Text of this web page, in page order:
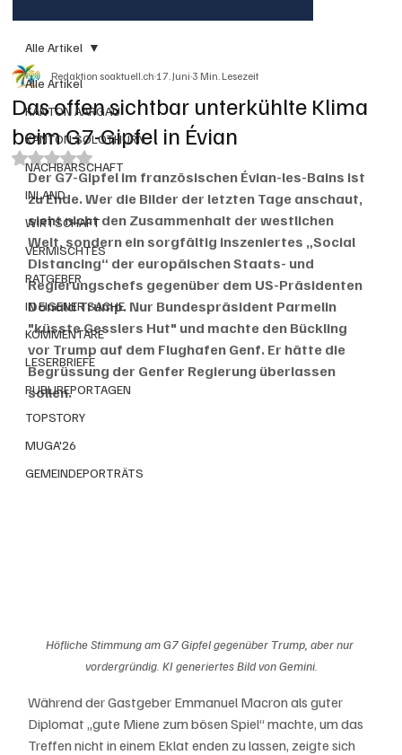
Alle Artikel
KANTON AARGAU
KANTON SOLOTHURN
NACHBARSCHAFT
INLAND
WIRTSCHAFT
VERMISCHTES
RATGEBER
IN EIGENER SACHE
KOMMENTARE
LESERBRIEFE
PUBLIREPORTAGEN
TOPSTORY
MUGA'26
GEMEINDEPORTRÄTS
Alle Artikel
Das offen sichtbar unterkühlte Klima
beim G7-Gipfel in Évian
Redaktion soaktuell.ch17. Juni3 Min. Lesezeit
Mit NaN von 5 Sternen bewertet.
Der G7-Gipfel im französischen Évian-les-Bains ist
zu Ende. Wer die Bilder der letzten Tage anschaut,
sieht nicht den Zusammenhalt der westlichen
Welt, sondern ein sorgfältig inszeniertes „Social
Distancing“ der europäischen Staats- und
Regierungschefs gegenüber dem US-Präsidenten
Donald Trump. Nur Bundespräsident Parmelin
"küsste Gesslers Hut" und machte den Bückling
vor Trump auf dem Flughafen Genf. Er hätte die
Begrüssung der Genfer Regierung überlassen
sollen.
Höfliche Stimmung am G7 Gipfel gegenüber Trump, aber nur
vordergründig. KI generiertes Bild von Gemini.
Während der Gastgeber Emmanuel Macron als guter
Diplomat „gute Miene zum bösen Spiel“ machte, um das
Treffen nicht in einem Eklat enden zu lassen, zeigte sich